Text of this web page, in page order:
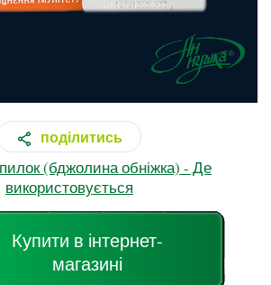
поділитись
(бджолина обніжка) - Де
використовується
Купити в інтернет-
магазині